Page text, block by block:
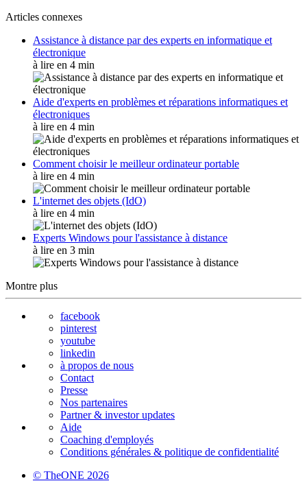
Articles connexes
Assistance à distance par des experts en informatique et
électronique
à lire en 4 min
Aide d'experts en problèmes et réparations informatiques et
électroniques
à lire en 4 min
Comment choisir le meilleur ordinateur portable
à lire en 4 min
L'internet des objets (IdO)
à lire en 4 min
Experts Windows pour l'assistance à distance
à lire en 3 min
Montre plus
facebook
pinterest
youtube
linkedin
à propos de nous
Contact
Presse
Nos partenaires
Partner & investor updates
Aide
Coaching d'employés
Conditions générales & politique de confidentialité
© TheONE 2026